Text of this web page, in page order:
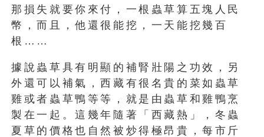
那損失就要你來付，一根蟲草算五塊人民
幣，而且，他還很能挖，一天能挖幾百
根……
據說蟲草具有明顯的補腎壯陽之功效，另
外還可以補氣，西藏有很名貴的菜如蟲草
雞或者蟲草鴨等等，就是由蟲草和雞鴨烹
製在一起。這幾年隨著「西藏熱」，冬蟲
夏草的價格也自然被炒得極昂貴，每市斤